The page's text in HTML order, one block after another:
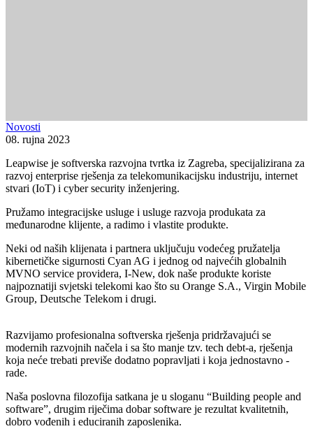
Novosti
08. rujna 2023
Leapwise je softverska razvojna tvrtka iz Zagreba, specijalizirana za
razvoj enterprise rješenja za telekomunikacijsku industriju, internet
stvari (IoT) i cyber security inženjering.
Pružamo integracijske usluge i usluge razvoja produkata za
međunarodne klijente, a radimo i vlastite produkte.
Neki od naših klijenata i partnera uključuju vodećeg pružatelja
kibernetičke sigurnosti Cyan AG i jednog od najvećih globalnih
MVNO service providera, I-New, dok naše produkte koriste
najpoznatiji svjetski telekomi kao što su Orange S.A., Virgin Mobile
Group, Deutsche Telekom i drugi.
Razvijamo profesionalna softverska rješenja pridržavajući se
modernih razvojnih načela i sa što manje tzv. tech debt-a, rješenja
koja neće trebati previše dodatno popravljati i koja jednostavno -
rade.
Naša poslovna filozofija satkana je u sloganu “Building people and
software”, drugim riječima dobar software je rezultat kvalitetnih,
dobro vođenih i educiranih zaposlenika.